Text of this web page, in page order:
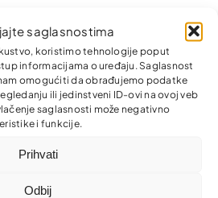
saglasnostima
koristimo tehnologije poput
informacijama o uređaju. Saglasnost
omogućiti da obrađujemo podatke
ili jedinstveni ID-ovi na ovoj veb
saglasnosti može negativno
i funkcije.
Prihvati
Odbij
pogledate